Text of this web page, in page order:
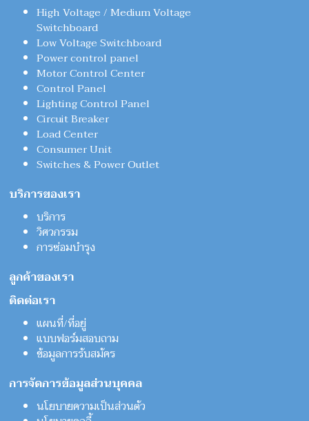
High Voltage / Medium Voltage
Switchboard
Low Voltage Switchboard
Power control panel
Motor Control Center
Control Panel
Lighting Control Panel
Circuit Breaker
Load Center
Consumer Unit
Switches & Power Outlet
บริการของเรา
บริการ
วิศวกรรม
การซ่อมบำรุง
ลูกค้าของเรา
ติดต่อเรา
แผนที่/ที่อยู่
แบบฟอร์มสอบถาม
ข้อมูลการรับสมัคร
การจัดการข้อมูลส่วนบุคคล
นโยบายความเป็นส่วนตัว